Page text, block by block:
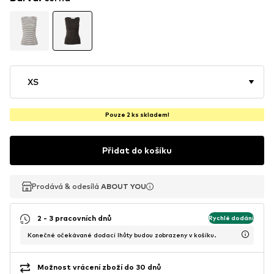
XS
Pouze 2 ks skladem!
Přidat do košíku
Prodává & odesílá ABOUT YOU
Prodává & odesílá ABOUT YOU
2 - 3 pracovních dnů Rychlé dodání
Konečné očekávané dodací lhůty budou zobrazeny v košíku.
Možnost vrácení zboží do 30 dnů